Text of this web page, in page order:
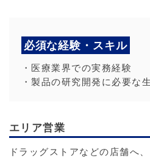
必須な経験・スキル
・医療業界での実務経験
・製品の研究開発に必要な
エリア営業
ドラッグストアなどの店舗へ